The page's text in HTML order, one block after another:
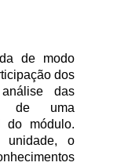
de modo
dos
das
de uma
do módulo.
unidade, o